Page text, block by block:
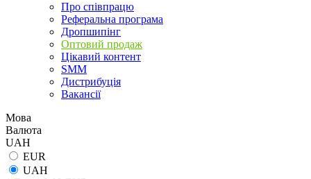
Про співпрацю
Реферальна програма
Дропшипінг
Оптовий продаж
Цікавий контент
SMM
Дистрибуція
Вакансії
Мова
Валюта
UAH
EUR
UAH